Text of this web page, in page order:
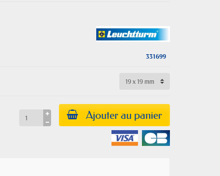
331699
Ajouter au panier